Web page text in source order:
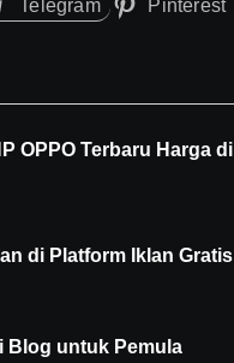
Telegram Pinterest
OPPO Terbaru Harga di
di Platform Iklan Gratis
Blog untuk Pemula